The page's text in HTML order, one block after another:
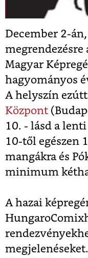
December 2-
megrendezésre
Magyar
hagyományos
A helyszín
Központ
10. - lásd a
10-től egészen
mangákra és
minimum
A hazai